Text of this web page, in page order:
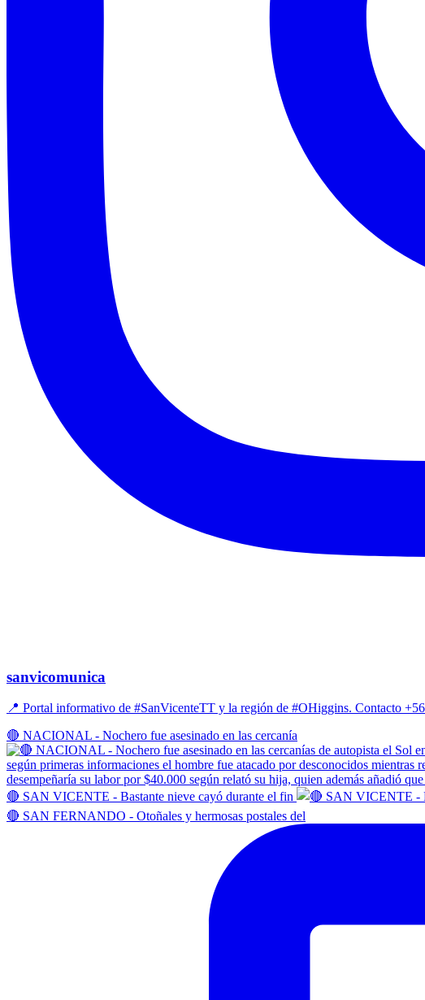
sanvicomunica
📍 Portal informativo de #SanVicenteTT y la región de #OHiggins. Contacto
🔴 NACIONAL - Nochero fue asesinado en las cercanía
🔴 SAN VICENTE - Bastante nieve cayó durante el fin
🔴 SAN FERNANDO - Otoñales y hermosas postales del